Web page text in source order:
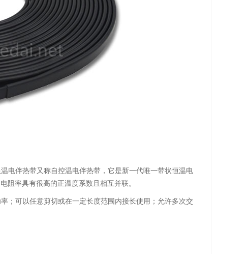
电伴热带又称自控温电伴热带，它是新一代唯一带状恒温电
阻率具有很高的正温度系数且相互并联。
；可以任意剪切或在一定长度范围内接长使用；允许多次交